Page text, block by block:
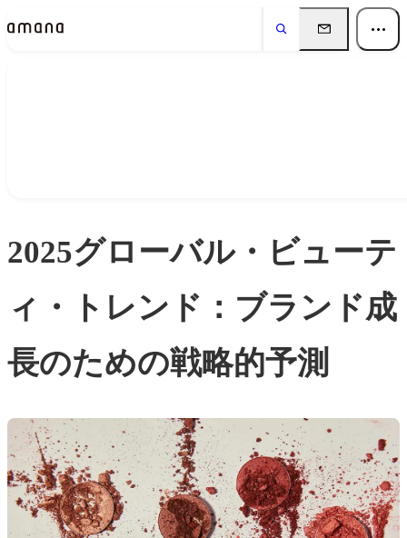
2025グローバル・ビューテ
ィ・トレンド：ブランド成
長のための戦略的予測